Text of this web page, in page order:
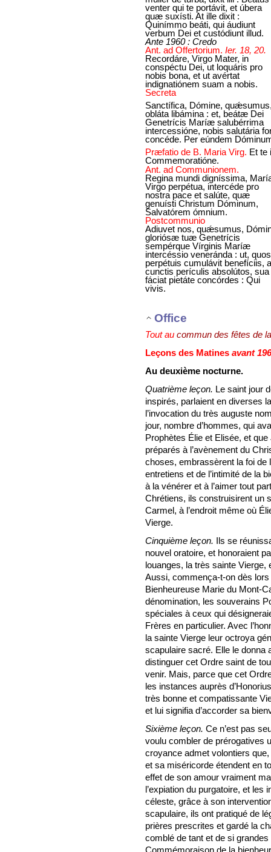
venter qui te portávit, et úbera
quæ suxísti. At ille dixit :
Quinímmo beáti, qui áudiunt
verbum Dei et custódiunt illud.
Ante 1960 : Credo
Ant. ad Offertorium. Ier. 18, 20.
Recordáre, Virgo Mater, in
conspéctu Dei, ut loquáris pro
nobis bona, et ut avértat
indignatiónem suam a nobis.
Secreta
Sanctífica, Dómine,
obláta libámina : et, beátæ Dei
Genetrícis Maríæ salubérrima
intercessióne, nobis salutária
concéde. Per eúndem
Præfatio de B. Maria Virg. Et te
Commemoratióne.
Ant. ad Communionem.
Regina mundi digníssima,
Virgo perpétua, intercéde pro
nostra pace et salúte, quæ
genuísti Christum Dóminum,
Salvatórem ómnium.
Postcommunio
Adiuvet nos, quǽsumus,
gloriósæ tuæ Genetrícis
sempérque Vírginis Maríæ
intercéssio veneránda : ut, quos
perpétuis cumulávit benefíciis, a
cunctis perículis absolútos, sua
fáciat pietáte concórdes : Qui
vivis.
Office
Tout au commun des fêtes de
Leçons des Matines avant
Au deuxième nocturne.
Quatrième leçon. Le saint jour
inspirés, parlaient en diverses
l’invocation du très auguste
jour, nombre d’hommes, qui
Prophètes Élie et Elisée, et
préparés à l’avènement du
choses, embrassèrent la foi de
entretiens et de l’intimité de la
à la vénérer et à l’aimer tout
Chrétiens, ils construisirent un
Carmel, à l’endroit même où
Vierge.
Cinquième leçon. Ils se
nouvel oratoire, et honoraient
louanges, la très sainte Vierge,
Aussi, commença-t-on dès
Bienheureuse Marie du Mont-
dénomination, les souverains
spéciales à ceux qui
Frères en particulier. Avec
la sainte Vierge leur octroya
scapulaire sacré. Elle le donna
distinguer cet Ordre saint de
venir. Mais, parce que cet
les instances auprès
très bonne et compatissante
et lui signifia d’accorder sa
Sixième leçon. Ce n’est pas
voulu combler de prérogatives
croyance admet volontiers
et sa miséricorde étendent en
effet de son amour vraiment
l’expiation du purgatoire, et les
céleste, grâce à son
scapulaire, ils ont pratiqué de
prières prescrites et gardé la
comblé de tant et de si
Commémoraison de la